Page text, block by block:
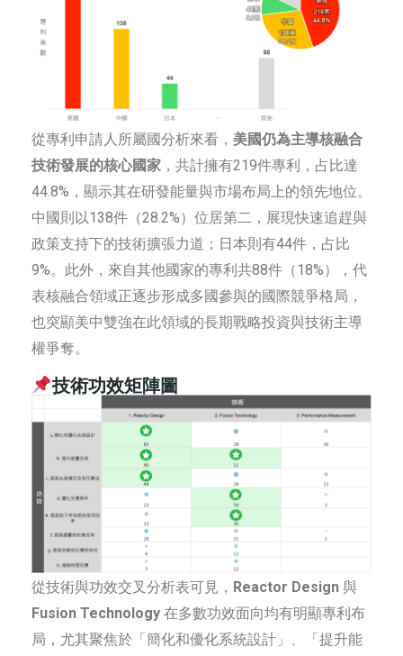
從專利申請人所屬國分析來看， 美國仍為主導核融合
技術發展的核心國家 ，共計擁有219件專利，占比達
44.8%，顯示其在研發能量與市場布局上的領先地位。
中國則以138件（28.2%）位居第二，展現快速追趕與
政策支持下的技術擴張力道；日本則有44件，占比
9%。此外，來自其他國家的專利共88件（18%），代
表核融合領域正逐步形成多國參與的國際競爭格局，
也突顯美中雙強在此領域的長期戰略投資與技術主導
權爭奪。
技術功效矩陣圖
從技術與功效交叉分析表可見， Reactor Design 與
Fusion Technology 在多數功效面向均有明顯專利布
局，尤其聚焦於「簡化和優化系統設計」、「提升能